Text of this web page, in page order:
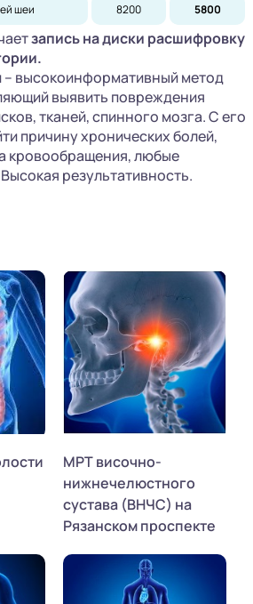
шеи 8200 5800
запись на диски расшифровку
высокоинформативный метод
выявить повреждения
тканей, спинного мозга. С его
причину хронических болей,
кровообращения, любые
результативность.
МРТ височно-
нижнечелюстного
сустава (ВНЧС) на
Рязанском проспекте